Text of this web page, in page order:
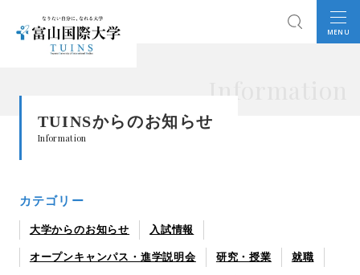
MENU
Information
TUINSからのお知らせ
Information
カテゴリー
大学からのお知らせ 入試情報
オープンキャンパス・進学説明会 研究・授業 就職